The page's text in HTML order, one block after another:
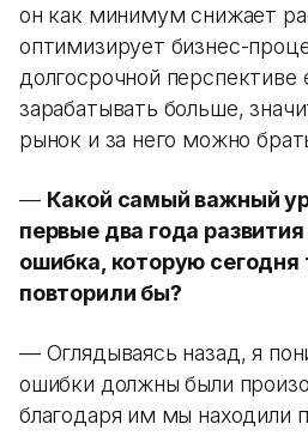
он как минимум снижает
оптимизирует бизнес-
долгосрочной
зарабатывать больше,
рынок и за него можно
— Какой самый важный
первые два года
ошибка, которую сегодня
повторили бы?
— Оглядываясь назад, я
ошибки должны были
благодаря им мы находили